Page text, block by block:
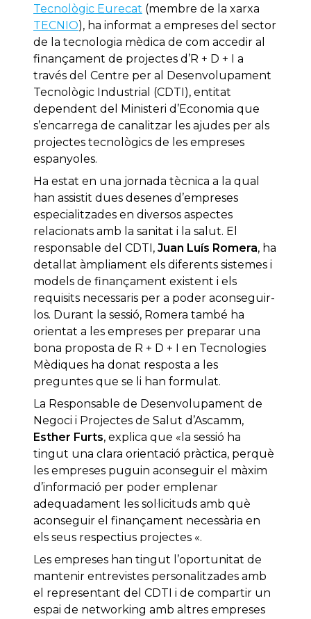
Tecnològic Eurecat (membre de la xarxa
TECNIO), ha informat a empreses del sector
de la tecnologia mèdica de com accedir al
finançament de projectes d’R + D + I a
través del Centre per al Desenvolupament
Tecnològic Industrial (CDTI), entitat
dependent del Ministeri d’Economia que
s’encarrega de canalitzar les ajudes per als
projectes tecnològics de les empreses
espanyoles.
Ha estat en una jornada tècnica a la qual
han assistit dues desenes d’empreses
especialitzades en diversos aspectes
relacionats amb la sanitat i la salut. El
responsable del CDTI, Juan Luís Romera, ha
detallat àmpliament els diferents sistemes i
models de finançament existent i els
requisits necessaris per a poder aconseguir-
los. Durant la sessió, Romera també ha
orientat a les empreses per preparar una
bona proposta de R + D + I en Tecnologies
Mèdiques ha donat resposta a les
preguntes que se li han formulat.
La Responsable de Desenvolupament de
Negoci i Projectes de Salut d’Ascamm,
Esther Furts, explica que «la sessió ha
tingut una clara orientació pràctica, perquè
les empreses puguin aconseguir el màxim
d’informació per poder emplenar
adequadament les sol·licituds amb què
aconseguir el finançament necessària en
els seus respectius projectes «.
Les empreses han tingut l’oportunitat de
mantenir entrevistes personalitzades amb
el representant del CDTI i de compartir un
espai de networking amb altres empreses